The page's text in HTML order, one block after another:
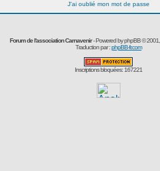
J'ai oublié mon mot de passe
Forum de l'association Carnavenir- Powered byphpBB©
Traduction par :phpBB-fr.com
Inscriptions bloquées: 167221